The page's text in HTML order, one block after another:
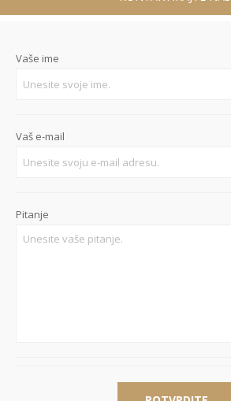
Vaše ime
Vaš e-mail
Pitanje